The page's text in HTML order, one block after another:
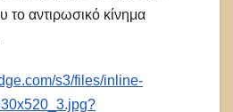
το αντιρωσικό κίνημα
s3/files/inline-